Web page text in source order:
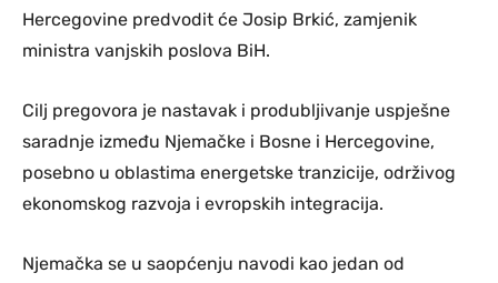
Hercegovine predvodit će Josip Brkić, zamjenik
ministra vanjskih poslova BiH.
Cilj pregovora je nastavak i produbljivanje uspješne
saradnje između Njemačke i Bosne i Hercegovine,
posebno u oblastima energetske tranzicije, održivog
ekonomskog razvoja i evropskih integracija.
Njemačka se u saopćenju navodi kao jedan od